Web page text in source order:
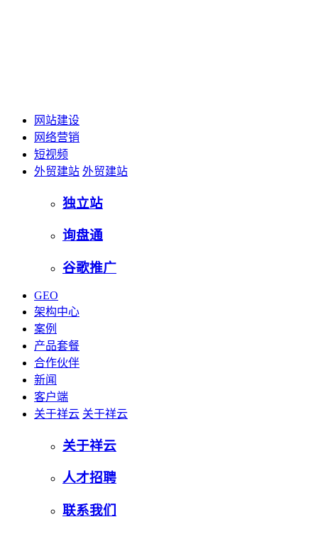
网站建设
网络营销
短视频
外贸建站 外贸建站
独立站
询盘通
谷歌推广
GEO
架构中心
案例
产品套餐
合作伙伴
新闻
客户端
关于祥云 关于祥云
关于祥云
人才招聘
联系我们